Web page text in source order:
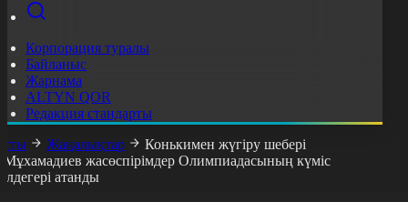
Корпорация туралы
Байланыс
Жарнама
ALTYN QOR
Редакция стандарты
Жаңалықтар
Конькимен жүгіру шебері
жасөспірімдер Олимпиадасының күміс
атанды